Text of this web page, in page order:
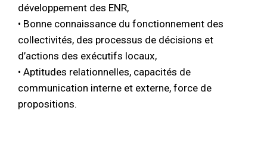
développement des ENR,
• Bonne connaissance du fonctionnement des
collectivités, des processus de décisions et
d’actions des exécutifs locaux,
• Aptitudes relationnelles, capacités de
communication interne et externe, force de
propositions.